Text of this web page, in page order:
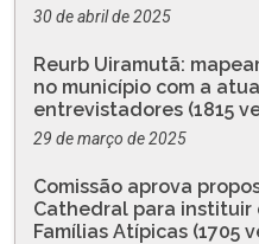
30 de abril de 2025
Reurb Uiramutã:
no município com a
entrevistadores (1815
29 de março de 2025
Comissão aprova
Cathedral para instituir
Famílias Atípicas (1705